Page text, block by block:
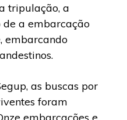
tripulação, a
a embarcação
embarcando
as buscas por
foram